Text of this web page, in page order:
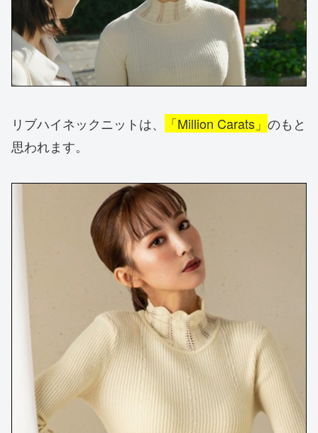
リブハイネックニットは、 「Million Carats」 のもと
思われます。